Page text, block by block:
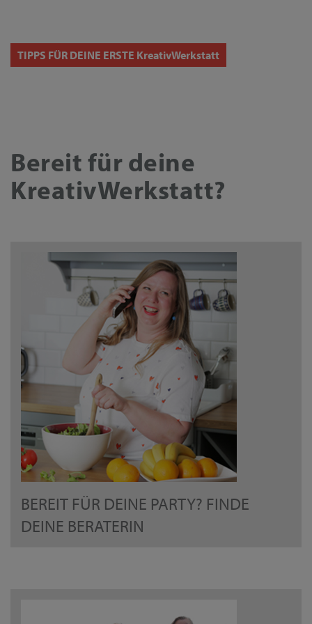
TIPPS FÜR DEINE ERSTE KreativWerkstatt
Bereit für deine
KreativWerkstatt?
BEREIT FÜR DEINE PARTY? FINDE
DEINE BERATERIN